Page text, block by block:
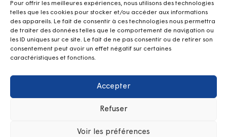
Pour offrir les meilleures expériences, nous utilisons des technologies
telles que les cookies pour stocker et/ou accéder aux informations
des appareils. Le fait de consentir à ces technologies nous permettra
de traiter des données telles que le comportement de navigation ou
les ID uniques sur ce site. Le fait de ne pas consentir ou de retirer son
consentement peut avoir un effet négatif sur certaines
caractéristiques et fonctions.
Accepter
Refuser
Voir les préférences
Les + de Kerpape
SRISP Service de Réadaptation et d’Insertion Sociale et
Professionnelle
Lab d’Assistances Technologiques
Club loisirs
Hospitalisation à temps partiel de jour